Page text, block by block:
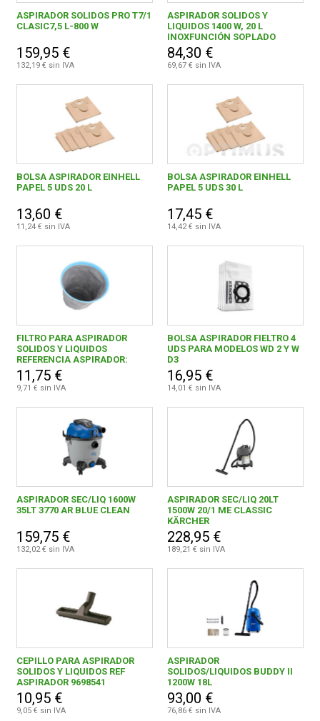
Mini herramientas DIY 515
Generadores 114
Soldadoras 293
Carpinteria
Construcción 309
Equipacion de taller 43
Limpiadoras de suelo
0,00 € - 999,99 € 48
AIRUM LOGISTIC, S.L. 1
ASLAK, S.L. 1
Ayerbe 2
1
COMERCIAL EINHELL, S.A.
DISTRIBUIDORA ERSA, S.L.
GERMANS BOADA, S.A. 1
1
Karcher 16
ASPIRADOR SOLIDOS PRO T7/1
CLASIC7,5 L-800 W
159,95 €
132,19 € sin IVA
ASPIRADOR SOLIDOS Y
LIQUIDOS 1400 W, 20 L
INOXFUNCIÓN SOPLADO
84,30 €
69,67 € sin IVA
BOLSA ASPIRADOR EINHELL
PAPEL 5 UDS 20 L
13,60 €
11,24 € sin IVA
BOLSA ASPIRADOR EINHELL
PAPEL 5 UDS 30 L
17,45 €
14,42 € sin IVA
FILTRO PARA ASPIRADOR
SOLIDOS Y LIQUIDOS
REFERENCIA ASPIRADOR:
9698541
11,75 €
9,71 € sin IVA
BOLSA ASPIRADOR FIELTRO 4
UDS PARA MODELOS WD 2 Y W
D3
16,95 €
14,01 € sin IVA
ASPIRADOR SEC/LIQ 1600W
35LT 3770 AR BLUE CLEAN
159,75 €
132,02 € sin IVA
ASPIRADOR SEC/LIQ 20LT
1500W 20/1 ME CLASSIC
KÄRCHER
228,95 €
189,21 € sin IVA
CEPILLO PARA ASPIRADOR
SOLIDOS Y LIQUIDOS REF
ASPIRADOR 9698541
10,95 €
9,05 € sin IVA
ASPIRADOR
SOLIDOS/LIQUIDOS BUDDY II
1200W 18L
93,00 €
76,86 € sin IVA
FERROVICMAR
GUÍAS
ENVÍOS
DEVOLUCIONES
FORMAS DE PAGO
CONDICIONES